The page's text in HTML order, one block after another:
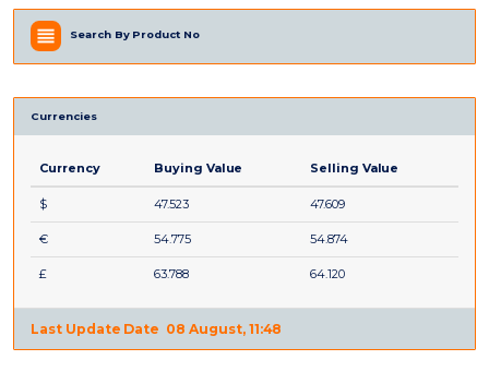
Search By Product No
Currencies
Currency Buying Value Selling Value
$ 47.523 47.609
€ 54.775 54.874
£ 63.788 64.120
Last Update Date 08 August, 11:48